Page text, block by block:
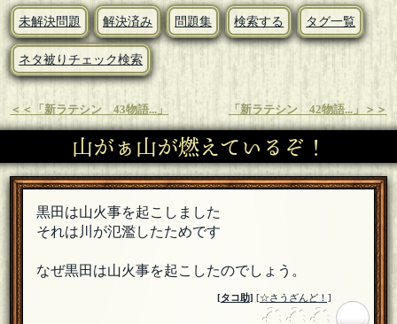
未解決問題 解決済み 問題集 検索する タグ一覧
ネタ被りチェック検索
＜＜「新ラテシン 43物語...」 「新ラテシン 42物語...」＞＞
山がぁ山が燃えているぞ！
黒田は山火事を起こしました
それは川が氾濫したためです
なぜ黒田は山火事を起こしたのでしょう。
[タコ助] [☆さうざんど！]